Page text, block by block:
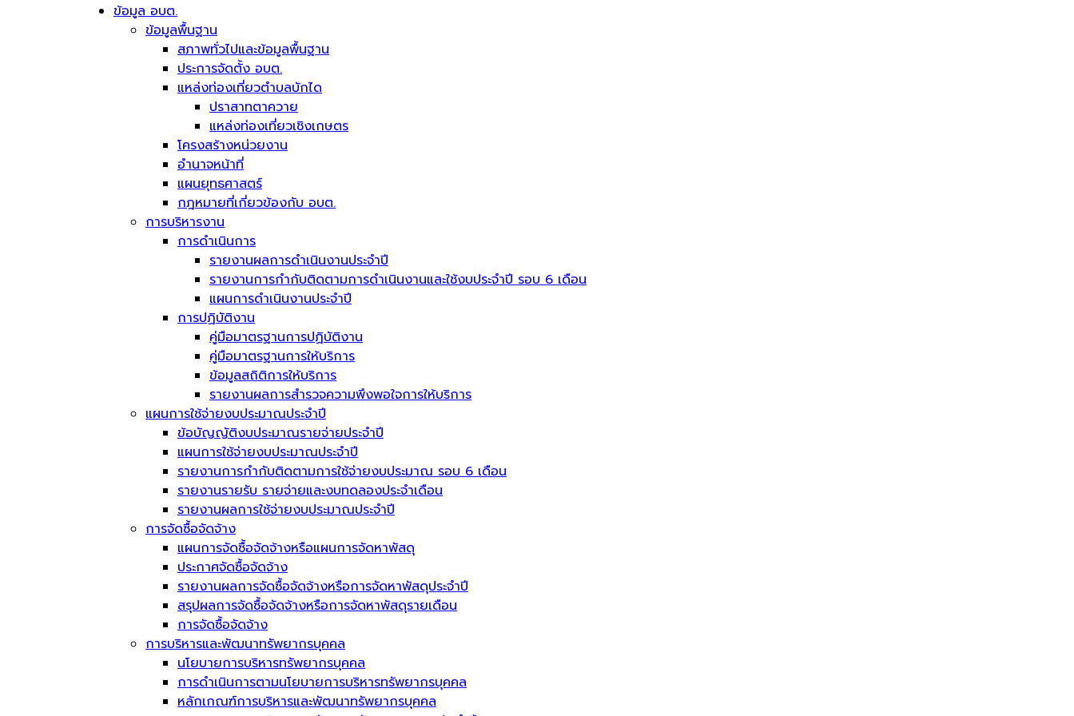
ข้อมูล อบต.
ข้อมูลพื้นฐาน
สภาพทั่วไปและข้อมูลพื้นฐาน
ประการจัดตั้ง อบต.
แหล่งท่องเที่ยวตำบลบักได
ปราสาทตาควาย
แหล่งท่องเที่ยวเชิงเกษตร
โครงสร้างหน่วยงาน
อำนาจหน้าที่
แผนยุทธศาสตร์
กฎหมายที่เกี่ยวข้องกับ อบต.
การบริหารงาน
การดำเนินการ
รายงานผลการดำเนินงานประจำปี
รายงานการกำกับติดตามการดำเนินงานและใช้งบประจำปี รอบ 6 เดือน
แผนการดำเนินงานประจำปี
การปฏิบัติงาน
คู่มือมาตรฐานการปฏิบัติงาน
คู่มือมาตรฐานการให้บริการ
ข้อมูลสถิติการให้บริการ
รายงานผลการสำรวจความพึงพอใจการให้บริการ
แผนการใช้จ่ายงบประมาณประจำปี
ข้อบัญญัติงบประมาณรายจ่ายประจำปี
แผนการใช้จ่ายงบประมาณประจำปี
รายงานการกำกับติดตามการใช้จ่ายงบประมาณ รอบ 6 เดือน
รายงานรายรับ รายจ่ายและงบทดลองประจำเดือน
รายงานผลการใช้จ่ายงบประมาณประจำปี
การจัดซื้อจัดจ้าง
แผนการจัดซื้อจัดจ้างหรือแผนการจัดหาพัสดุ
ประกาศจัดซื้อจัดจ้าง
รายงานผลการจัดซื้อจัดจ้างหรือการจัดหาพัสดุประจำปี
สรุปผลการจัดซื้อจัดจ้างหรือการจัดหาพัสดุรายเดือน
การจัดซื้อจัดจ้าง
การบริหารและพัฒนาทรัพยากรบุคคล
นโยบายการบริหารทรัพยากรบุคคล
การดำเนินการตามนโยบายการบริหารทรัพยากรบุคคล
หลักเกณฑ์การบริหารและพัฒนาทรัพยากรบุคคล